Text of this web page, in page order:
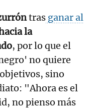
tras ganar al
la
, por lo que el
no quiere
sino
"Ahora es el
no pienso más